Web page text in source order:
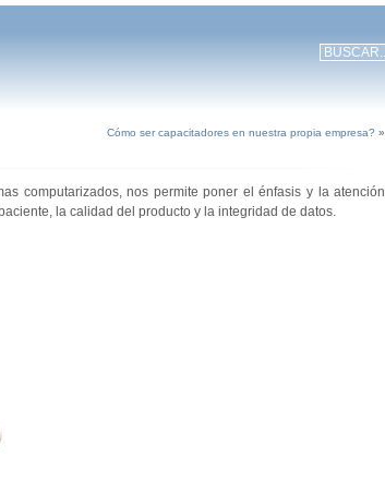
Cómo ser capacitadores en nuestra propia empresa? »
computarizados, nos permite poner el énfasis y la atención
la calidad del producto y la integridad de datos.